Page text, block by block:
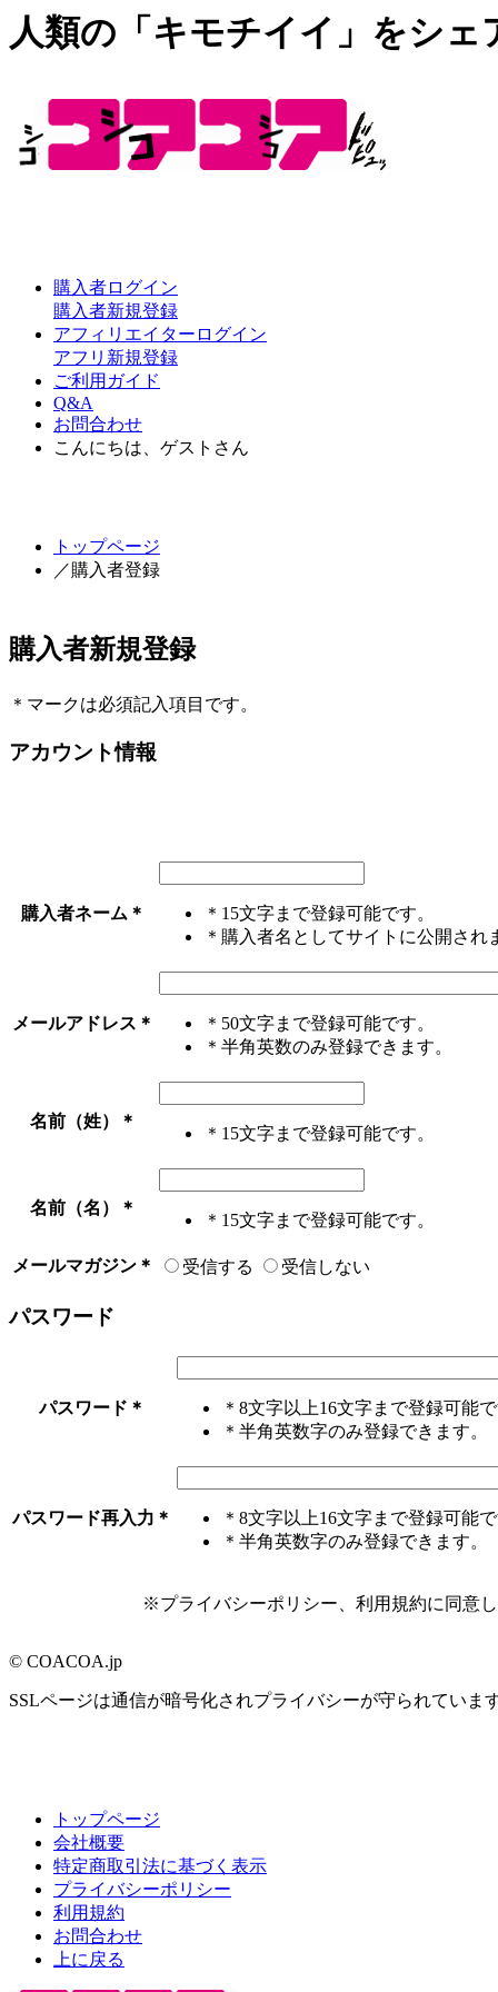
人類の「キモチイイ」をシェ
購入者ログイン
購入者新規登録
アフィリエイターログイン
アフリ新規登録
ご利用ガイド
Q&A
お問合わせ
こんにちは、ゲストさん
トップページ
／購入者登録
購入者新規登録
＊ マークは必須記入項目です。
アカウント情報
購入者ネーム ＊
＊15文字まで登録可能です。
＊購入者名としてサイトに公開され
メールアドレス ＊
＊50文字まで登録可能です。
＊半角英数のみ登録できます。
名前（姓） ＊
＊15文字まで登録可能です。
名前（名） ＊
＊15文字まで登録可能です。
メールマガジン ＊ 受信する 受信しない
パスワード
パスワード ＊
＊8文字以上16文字まで登録可能
＊半角英数字のみ登録できます。
パスワード再入力 ＊
＊8文字以上16文字まで登録可能
＊半角英数字のみ登録できます。
※プライバシーポリシー、利用規約に同意して
© COACOA.jp
SSLページは通信が暗号化されプライバシーが守られていま
トップページ
会社概要
特定商取引法に基づく表示
プライバシーポリシー
利用規約
お問合わせ
上に戻る